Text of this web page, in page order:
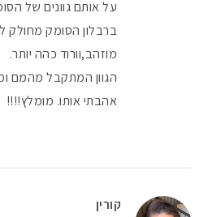
על אותם גוונים של
מוזהב,וורוד כהה יותר.
הגוון המתקבל מהמם
אהבתי אותו. מומלץ!!!!
קורין